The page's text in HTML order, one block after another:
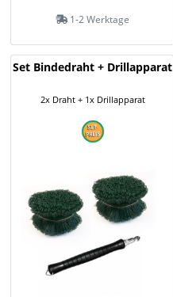
1-2 Werktage
Set Bindedraht + Drillapparat
2x Draht + 1x Drillapparat